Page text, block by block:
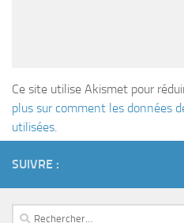
Ce site utilise Akismet pour
plus sur comment les données
utilisées.
SUIVRE :
Rechercher :